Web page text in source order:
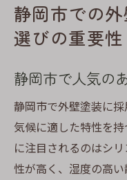
静岡市での
選びの重要性
静岡市で人気の
静岡市で外壁塗装に
気候に適した特性を
に注目されるのはシ
性が高く、湿度の高